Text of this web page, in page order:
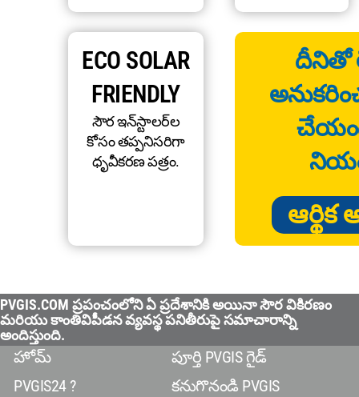
ECO SOLAR
FRIENDLY
సౌర ఇన్‌స్టాలర్‌ల
కోసం తప్పనిసరిగా
ధృవీకరణ పత్రం.
దీనితో
ఆర్థిక
PVGIS.COM ప్రపంచంలోని ఏ ప్రదేశానికి అయినా సౌర వికిరణం
మరియు కాంతివిపీడన వ్యవస్థ పనితీరుపై సమాచారాన్ని
అందిస్తుంది.
హోమ్
PVGIS24 ?
పూర్తి PVGIS గైడ్
కనుగొనండి PVGIS